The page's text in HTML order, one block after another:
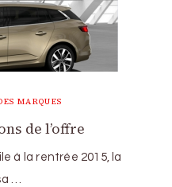
MARQUES
de l’offre
à la rentrée 2015, la
…